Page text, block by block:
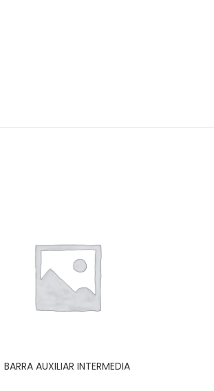
BARRA AUXILIAR INTERMEDIA